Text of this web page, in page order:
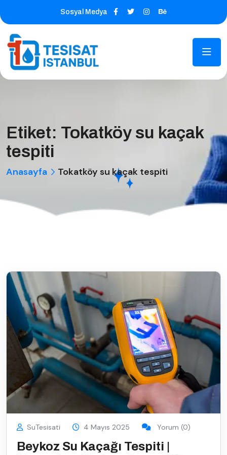
Sosyal Medya
Etiket: Tokatköy su kaçak
tespiti
Anasayfa Tokatköy su kaçak tespiti
SuTesisati 4 Mayıs 2025 Yorum (0)
Beykoz Su Kaçağı Tespiti |